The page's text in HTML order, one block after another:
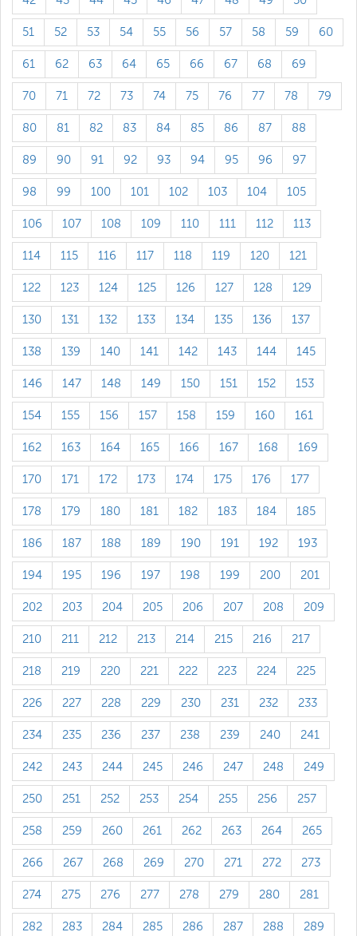
51 52 53 54 55 56 57 58 59 60
61 62 63 64 65 66 67 68 69
70 71 72 73 74 75 76 77 78 79
80 81 82 83 84 85 86 87 88
89 90 91 92 93 94 95 96 97
98 99 100 101 102 103 104 105
106 107 108 109 110 111 112 113
114 115 116 117 118 119 120 121
122 123 124 125 126 127 128 129
130 131 132 133 134 135 136 137
138 139 140 141 142 143 144 145
146 147 148 149 150 151 152 153
154 155 156 157 158 159 160 161
162 163 164 165 166 167 168 169
170 171 172 173 174 175 176 177
178 179 180 181 182 183 184 185
186 187 188 189 190 191 192 193
194 195 196 197 198 199 200 201
202 203 204 205 206 207 208 209
210 211 212 213 214 215 216 217
218 219 220 221 222 223 224 225
226 227 228 229 230 231 232 233
234 235 236 237 238 239 240 241
242 243 244 245 246 247 248 249
250 251 252 253 254 255 256 257
258 259 260 261 262 263 264 265
266 267 268 269 270 271 272 273
274 275 276 277 278 279 280 281
282 283 284 285 286 287 288 289